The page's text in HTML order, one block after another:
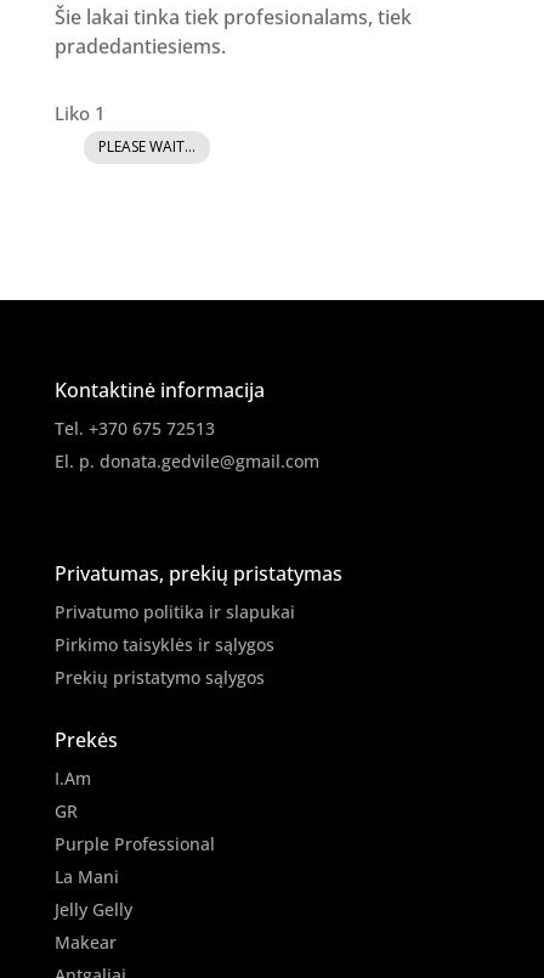
Šie lakai tinka tiek profesionalams, tiek
pradedantiesiems.
Liko 1
produkto
lakas
PLEASE WAIT...
Kontaktinė informacija
Tel. +370 675 72513
El. p. donata.gedvile@gmail.com
Privatumas, prekių pristatymas
Privatumo politika ir slapukai
Pirkimo taisyklės ir sąlygos
Prekių pristatymo sąlygos
Prekės
I.Am
GR
Purple Professional
La Mani
Jelly Gelly
Makear